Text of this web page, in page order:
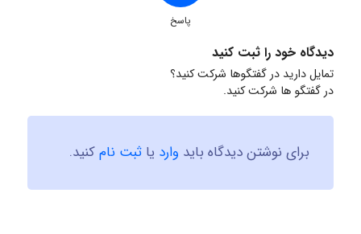
پاسخ
دیدگاه خود را ثبت کنید
تمایل دارید در گفتگوها شرکت کنید؟
در گفتگو ها شرکت کنید.
برای نوشتن دیدگاه باید وارد یا ثبت نامکنید.